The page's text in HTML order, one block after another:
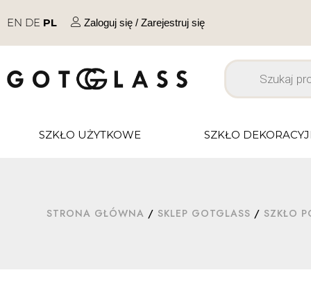
EN DE PL Zaloguj się / Zarejestruj się
SZKŁO UŻYTKOWE SZKŁO
STRONA GŁÓWNA / SKLEP GOTGLASS / SZKŁO